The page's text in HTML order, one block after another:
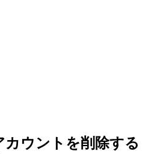
ウントを削除する